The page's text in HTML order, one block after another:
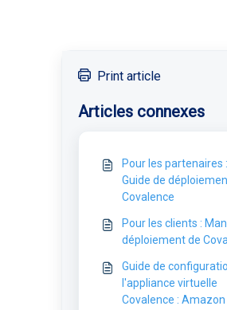
Print article
Articles connexes
Pour les partenaires :
Guide de
Covalence
Pour les clients :
déploiement de
Guide de
l'appliance virtuelle
Covalence : Amazon